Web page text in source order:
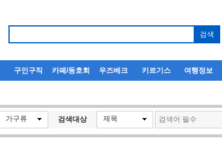
구인구직 카페/동호회 우즈베크 키르기스 여행정보
가구류 검색대상 제목